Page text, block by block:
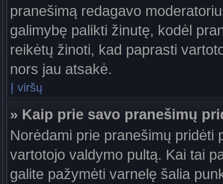
pranešimą redagavo
galimybę palikti žinutę, kodėl
reikėtų žinoti, kad paprasti
nors jau atsakė.
Į viršų
» Kaip prie savo pranešimų
Norėdami prie pranešimų pridėti
vartotojo valdymo pultą. Kai tai
galite pažymėti varnelę šalia